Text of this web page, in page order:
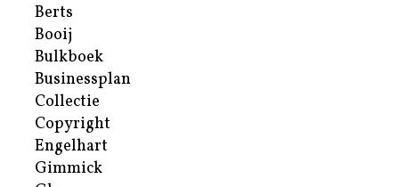
Berts
Booij
Bulkboek
Businessplan
Collectie
Copyright
Engelhart
Gimmick